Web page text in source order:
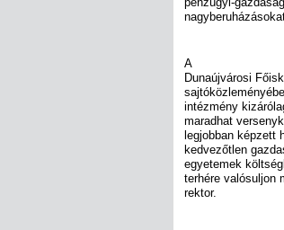
A
Dunaújvárosi
intézmény
maradhat
legjobban képzett
kedvezőtlen
egyetemek
terhére valósuljon
rektor.